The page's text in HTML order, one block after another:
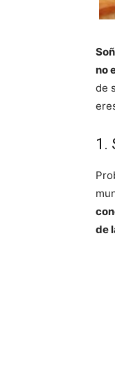
no
de
1.
de